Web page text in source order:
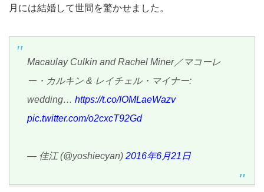
月には結婚して世間を驚かせました。
Macaulay Culkin and Rachel Miner／マコーレ
ー・カルキン & レイチェル・マイナー:
wedding… https://t.co/IOMLaeWazv
pic.twitter.com/o2cxcT92Gd
— 佳江 (@yoshiecyan) 2016年6月21日